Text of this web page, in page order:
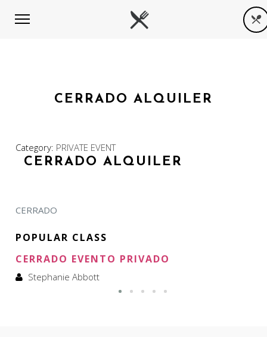
CERRADO ALQUILER
Category: PRIVATE EVENT
CERRADO ALQUILER
CERRADO
POPULAR CLASS
CERRADO EVENTO PRIVADO
Stephanie Abbott